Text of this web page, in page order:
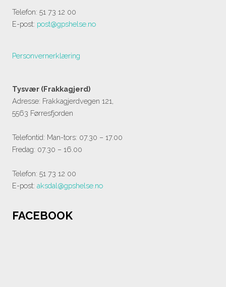
Telefon: 51 73 12 00
E-post: post@gpshelse.no
Personvernerklæring
Tysvær (Frakkagjerd)
Adresse: Frakkagjerdvegen 121,
5563 Førresfjorden
Telefontid: Man-tors: 07.30 – 17.00
Fredag: 07.30 – 16.00
Telefon: 51 73 12 00
E-post: aksdal@gpshelse.no
FACEBOOK